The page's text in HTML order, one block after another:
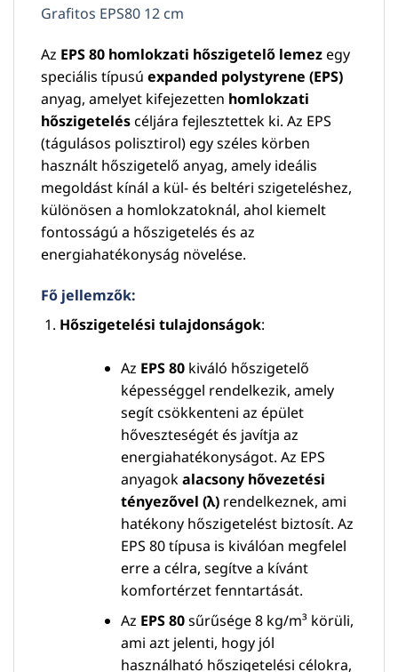
Grafitos EPS80 12 cm
Az EPS 80 homlokzati hőszigetelő lemezegy
speciális típusú expanded polystyrene (EPS)
anyag, amelyet kifejezetten homlokzati
hőszigeteléscéljára fejlesztettek ki. Az EPS
(tágulásos polisztirol) egy széles körben
használt hőszigetelő anyag, amely ideális
megoldást kínál a kül- és beltéri szigeteléshez,
különösen a homlokzatoknál, ahol kiemelt
fontosságú a hőszigetelés és az
energiahatékonyság növelése.
Fő jellemzők:
Hőszigetelési tulajdonságok:
Az EPS 80kiváló hőszigetelő
képességgel rendelkezik, amely
segít csökkenteni az épület
hőveszteségét és javítja az
energiahatékonyságot. Az EPS
anyagokalacsony hővezetési
tényezővel (λ)rendelkeznek, ami
hatékony hőszigetelést biztosít. Az
EPS 80 típusa is kiválóan megfelel
erre a célra, segítve a kívánt
komfortérzet fenntartását.
Az EPS 80sűrűsége 8 kg/m³ körüli,
ami azt jelenti, hogy jól
használható hőszigetelési célokra,